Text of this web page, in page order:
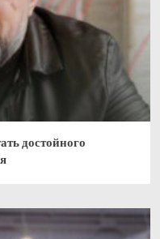
достойного